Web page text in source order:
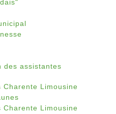
des assistantes
Charente Limousine
Charente Limousine